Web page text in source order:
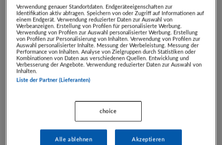
verfügbare Anzahl:
4
Mindestschritt:
€ 1,00
Artikelnummer:
26661
Abholfrist:
07.11.2025
Zustellung:
kostenfreier Versand
GEBOTE
Biet-Alias Gebot
Verwendung genauer Standortdaten. Endgeräteeigenschaften zur
Identifikation aktiv abfragen. Speichern von oder Zugriff auf Informationen auf
einem Endgerät. Verwendung reduzierter Daten zur Auswahl von
Werbeanzeigen. Erstellung von Profilen für personalisierte Werbung.
Verwendung von Profilen zur Auswahl personalisierter Werbung. Erstellung
von Profilen zur Personalisierung von Inhalten. Verwendung von Profilen zur
Auswahl personalisierter Inhalte. Messung der Werbeleistung. Messung der
Performance von Inhalten. Analyse von Zielgruppen durch Statistiken oder
Kombinationen von Daten aus verschiedenen Quellen. Entwicklung und
Verbesserung der Angebote. Verwendung reduzierter Daten zur Auswahl von
Inhalten.
Liste der Partner (Lieferanten)
choice
Alle ablehnen Akzeptieren